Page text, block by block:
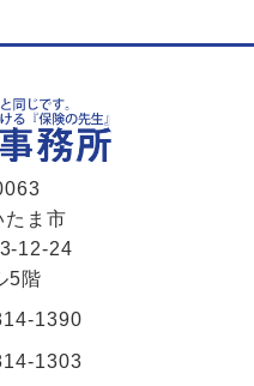
たま市
12-24
5階
1390
1303